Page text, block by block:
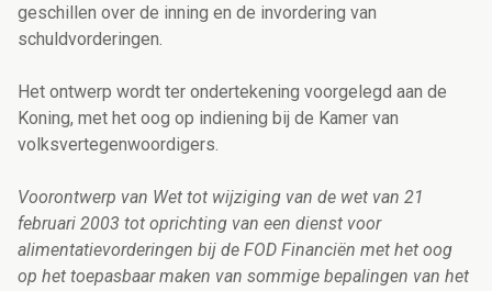
geschillen over de inning en de invordering van
schuldvorderingen.
Het ontwerp wordt ter ondertekening voorgelegd aan de
Koning, met het oog op indiening bij de Kamer van
volksvertegenwoordigers.
Voorontwerp van Wet tot wijziging van de wet van 21
februari 2003 tot oprichting van een dienst voor
alimentatievorderingen bij de FOD Financiën met het oog
op het toepasbaar maken van sommige bepalingen van het